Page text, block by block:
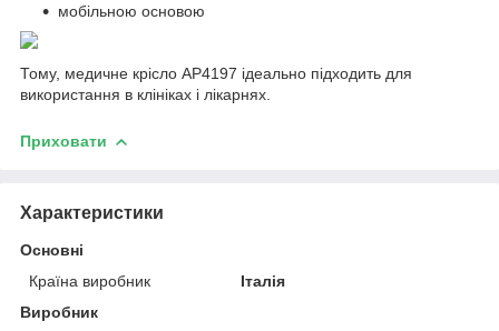
мобільною основою
Тому, медичне крісло AP4197 ідеально підходить для
використання в клініках і лікарнях.
Приховати
Характеристики
Основні
Країна виробник
Італія
Виробник